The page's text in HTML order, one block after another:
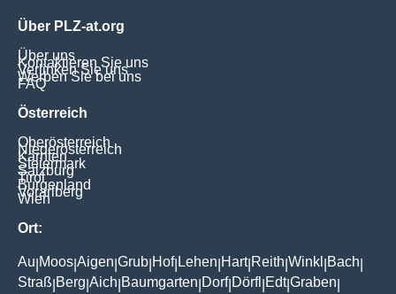
Über PLZ-at.org
Über uns
Kontaktieren Sie uns
Verlinken Sie uns
Werben Sie bei uns
FAQ
Österreich
Oberösterreich
Niederösterreich
Kärnten
Steiermark
Salzburg
Tirol
Burgenland
Vorarlberg
Wien
Ort:
Au Moos Aigen Grub Hof| Lehen Hart| Reith Winkl Bach
Straß Berg Aich Baumgarten Dorf| Dörfl Edt|Graben